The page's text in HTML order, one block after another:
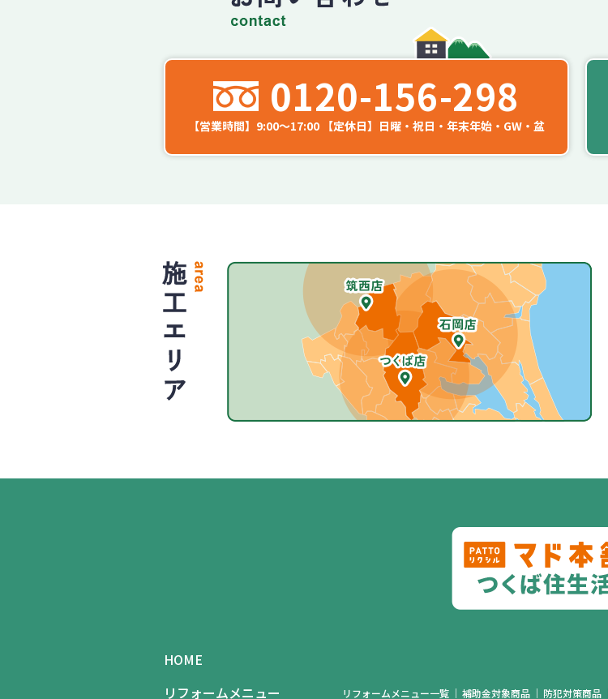
0120-156-298
【営業時間】9:00～17:00 【定休日】日曜・祝日・年末年始・GW・盆
HOME
リフォームメニュー
リフォームメニュー一覧 補助金対象商品 防犯対策商品